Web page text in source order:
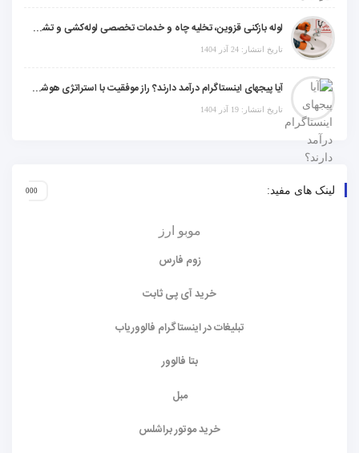
لوله بازکنی قزوین، تخلیه چاه و خدمات تخصصی لوله‌کشی و تشخیص ترکیدگی
تاریخ انتشار: 24 آذر 1404
آیا پیجهای اینستاگرام درآمد دارند؟ راز موفقیت با استراتژی هوشمندانه
تاریخ انتشار: 19 آذر 1404
لینک های مفید:
موبو ارز
زوم فارس
خرید آی پی ثابت
تبلیغات در اینستاگرام فالووریاب
بتا فالوور
مبل
خرید موتور براشلس